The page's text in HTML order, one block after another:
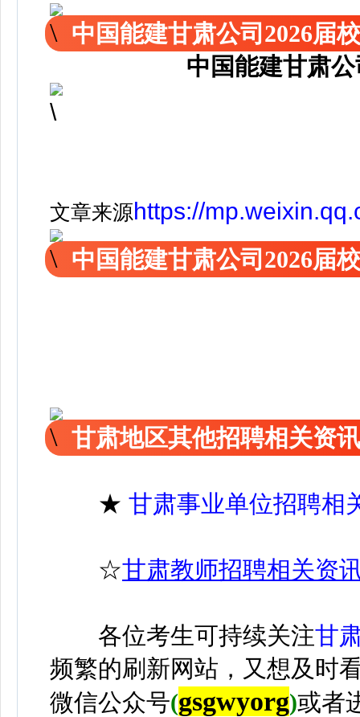
中国能建甘肃公司2026届
中国能建甘肃
文章来源https://
中国能建甘肃公司2026届
甘肃地区其他招聘相关资
★ 甘肃事业单位招聘相
☆甘肃教师招聘相关资
各位考生可持续关注甘
频繁的刷新网站，又想及时
微信公众号(gsgwyorg)或者